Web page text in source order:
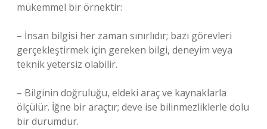
mükemmel bir örnektir:
– İnsan bilgisi her zaman sınırlıdır; bazı görevleri
gerçekleştirmek için gereken bilgi, deneyim veya
teknik yetersiz olabilir.
– Bilginin doğruluğu, eldeki araç ve kaynaklarla
ölçülür. İğne bir araçtır; deve ise bilinmezliklerle dolu
bir durumdur.